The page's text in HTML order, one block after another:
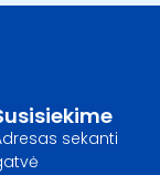
sekanti